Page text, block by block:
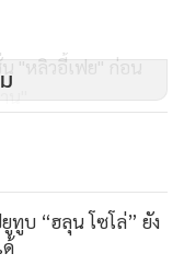
"หลิวอี้เฟย" ก่อน
น"
เลร่า” คัมแบ็คร้อง
ในรอบ 22 ปี นำทัพ
มู่หลาน”
บ “ฮลุน โซโล่” ยัง